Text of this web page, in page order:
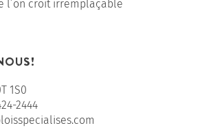
l’on croit irremplaçable
1S0
2444